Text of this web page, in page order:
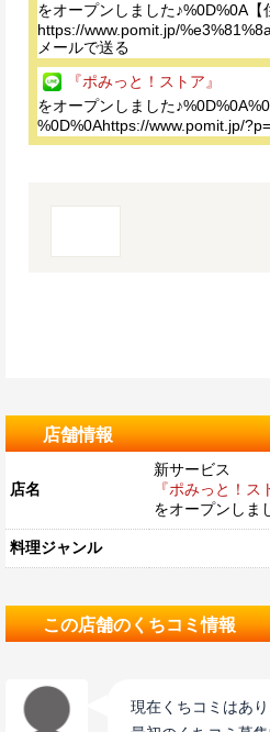
をオープンしました♪%0D%0A
https://www.pomit.jp/
メールで送る
『ポみっと！ストア』
をオープンしました
%0D%0Ahttps://www.pomit.jp/
店舗情報
店名
新サービス
『ポみっと！ス
をオープンしま
料理ジャンル
この店舗のくちコミ情報
現在くちコミはあり